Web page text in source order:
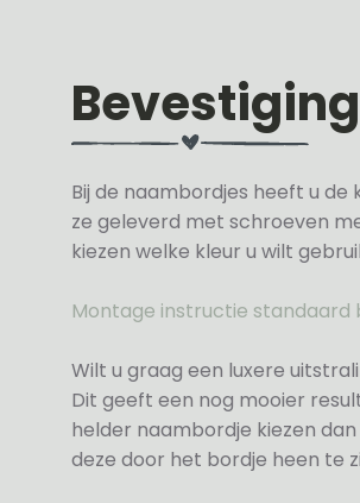
Bevestiging
Bij de naambordjes heeft u
ze geleverd met schroeven
kiezen welke kleur u wilt
Montage instructie standaard
Wilt u graag een luxere
Dit geeft een nog mooier
helder naambordje kiezen
deze door het bordje heen te